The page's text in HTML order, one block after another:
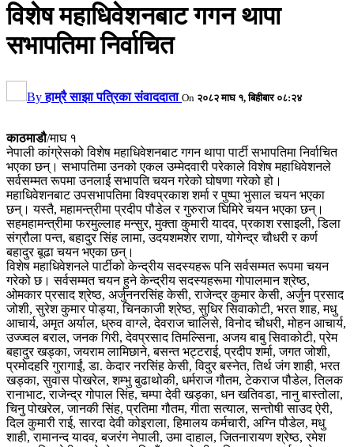
विशेष महाधिवेशनबाट गगन थापा
सभापतिमा निर्वाचित
Byहाम्रै साझा पत्रिका संवाददाता On २०८२ माघ १, बिहीबार ०८:२४
काठमाडौ/माघ १
नेपाली कांग्रेसको विशेष महाधिवेशनबाट गगन थापा पार्टी सभापतिमा निर्वाचित
भएका छन्। सभापतिमा उनको एकल उम्मेदवारी परेकाले विशेष महाधिवेशनले
सर्वसम्मत रूपमा उनलाई सभापति चयन गरेको घोषणा गरेको हो।
महाधिवेशनबाट उपसभापतिमा विश्वप्रकाश शर्मा र पुष्पा भुसाल चयन भएका
छन्। यस्तै, महामन्त्रीमा प्रदीप पौडेल र गुरुराज घिमिरे चयन भएका छन्।
सहमहामन्त्रीमा फरमुल्लाह मन्सुर, मुक्ता कुमारी यादव, प्रकाश रसाइली, डिला
संग्रौला पन्त, बहादुर सिंह लामा, उदयशमशेर राणा, योगेन्द्र चौधरी र कर्ण
बहादुर बूढा चयन भएका छन्।
विशेष महाधिवेशनले पार्टीको केन्द्रीय सदस्यहरू पनि सर्वसम्मत रूपमा चयन
गरेको छ। सर्वसम्मत चयन हुने केन्द्रीय सदस्यहरूमा गोपालमान श्रेष्ठ,
ओमकार प्रसाद श्रेष्ठ, अर्जुननरसिंह केसी, राजेन्द्र कुमार केसी, अर्जुन प्रसाद
जोशी, सुरेश कुमार पोड्या, चिनकाजी श्रेष्ठ, सुधिर सिवाकोटी, भरत शाह, मधु
आचार्य, अमृत अर्याल, ध्रुव वाग्ले, देवराज चालिसे, विनोद चौधरी, मोहन आचार्य,
उज्ज्वल बराल, जनक गिरी, देवप्रसाद तिमल्सिना, अजय बाबु सिवाकोटी, प्रेम
बहादुर खड्का, जयराम लामिछाने, बसन्त भट्टराई, प्रदीप शर्मा, जगत जोशी,
प्रमोदहरि गुरागाईं, डा. केदार नरसिंह केसी, विदुर बस्नेत, तिर्थ जंग शाही, भरत
खड्का, सुवास पोखरेल, शम्भु बुढाथोकी, धर्मराज गौतम, टेकराज पौडेल, तिलक
रानाभाट, राजेन्द्र गोपाल सिंह, चम्पा देवी खड्का, धन खतिवडा, नानु बास्तोला,
चिनु पोखरेल, जानकी सिंह, प्रतिमा गौतम, गीता सत्याल, सन्तोषी साउद ऐरी,
दिल कुमारी राई, सारदा देवी कोइराला, हिमालय कर्मचारी, अग्नि पौडेल, मधु
शाही, रामानन्द यादव, बजरंग नेपाली, उमा दाहाल, जितनारायण श्रेष्ठ, रमेश